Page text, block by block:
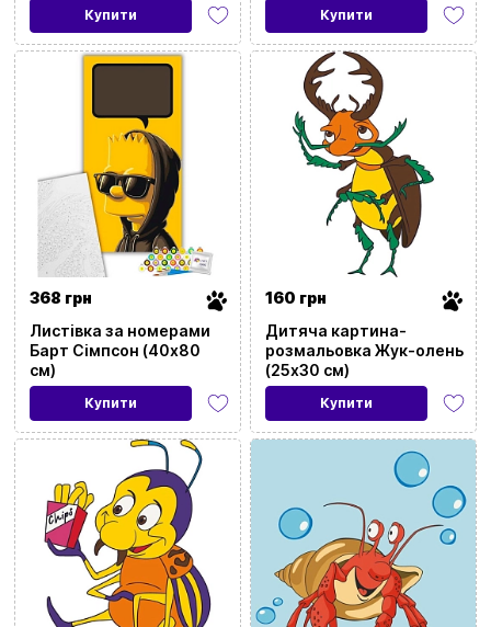
Ціна
151 677
Категорія
Мова
Тип
Купити Купити
368 грн
Листівка за номерами
Барт Сімпсон (40х80
см)
Купити
160 грн
Дитяча картина-
розмальовка Жук-олень
(25х30 см)
Купити
Реєстрація
Бренди
Доставка та оплата
Новини та статті
Повернення та обмін товарів
Політика конфіденційності
Ваш кошик зараз порожній